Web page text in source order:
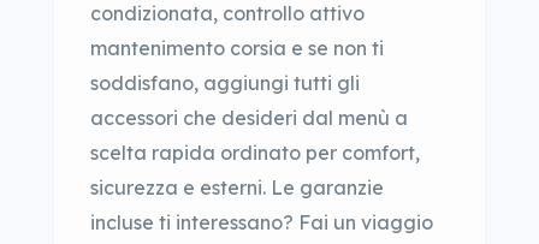
condizionata, controllo attivo
mantenimento corsia e se non ti
soddisfano, aggiungi tutti gli
accessori che desideri dal menù a
scelta rapida ordinato per comfort,
sicurezza e esterni. Le garanzie
incluse ti interessano? Fai un viaggio